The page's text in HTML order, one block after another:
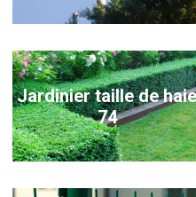
Jardinier taille de haie
74